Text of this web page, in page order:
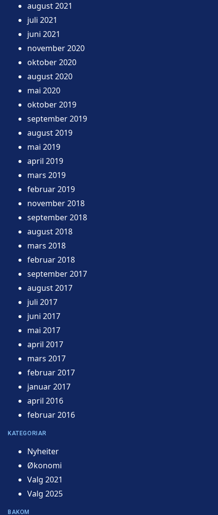
august 2021
juli 2021
juni 2021
november 2020
oktober 2020
august 2020
mai 2020
oktober 2019
september 2019
august 2019
mai 2019
april 2019
mars 2019
februar 2019
november 2018
september 2018
august 2018
mars 2018
februar 2018
september 2017
august 2017
juli 2017
juni 2017
mai 2017
april 2017
mars 2017
februar 2017
januar 2017
april 2016
februar 2016
KATEGORIAR
Nyheiter
Økonomi
Valg 2021
Valg 2025
BAKOM